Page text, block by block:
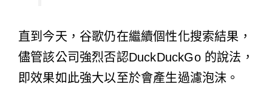
直到今天，谷歌仍在繼續個性化搜索結果 ，
儘管該公司 強烈否認DuckDuckGo 的說法，
即效果如此強大以至於會產生過濾泡沫。